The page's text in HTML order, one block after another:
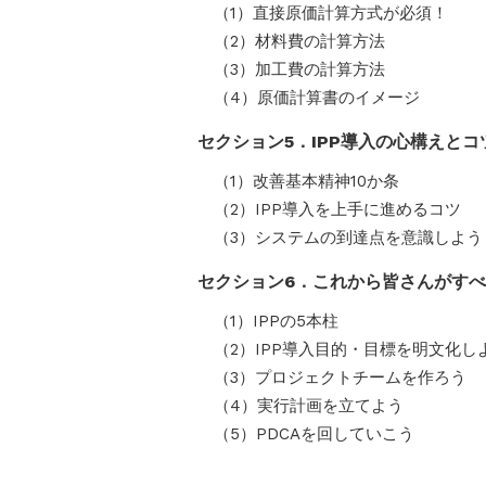
（1）直接原価計算方式が必須！
（2）材料費の計算方法
（3）加工費の計算方法
（4）原価計算書のイメージ
セクション5．IPP導入の心構えとコ
（1）改善基本精神10か条
（2）IPP導入を上手に進めるコツ
（3）システムの到達点を意識しよう
セクション6．これから皆さんがす
（1）IPPの5本柱
（2）IPP導入目的・目標を明文化し
（3）プロジェクトチームを作ろう
（4）実行計画を立てよう
（5）PDCAを回していこう